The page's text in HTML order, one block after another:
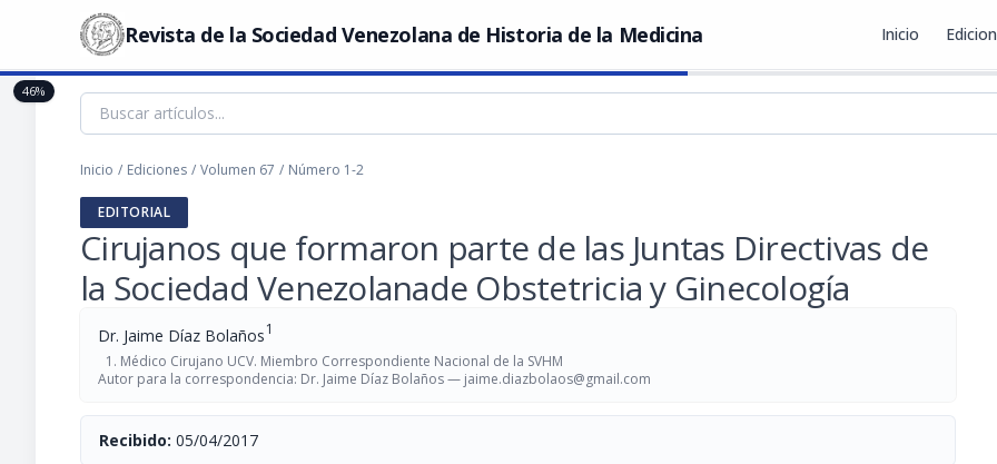
Revista de la Sociedad Venezolana de Historia de la Medicina Inicio
Inicio / Ediciones / Volumen 67 / Número 1-2
EDITORIAL
Cirujanos que formaron parte de las Juntas Directivas de
la Sociedad Venezolanade Obstetricia y Ginecología
Dr. Jaime Díaz Bolaños1
Médico Cirujano UCV. Miembro Correspondiente Nacional de la SVHM
Autor para la correspondencia: Dr. Jaime Díaz Bolaños — jaime.diazbolaos@gmail.com
Recibido: 05/04/2017
46%